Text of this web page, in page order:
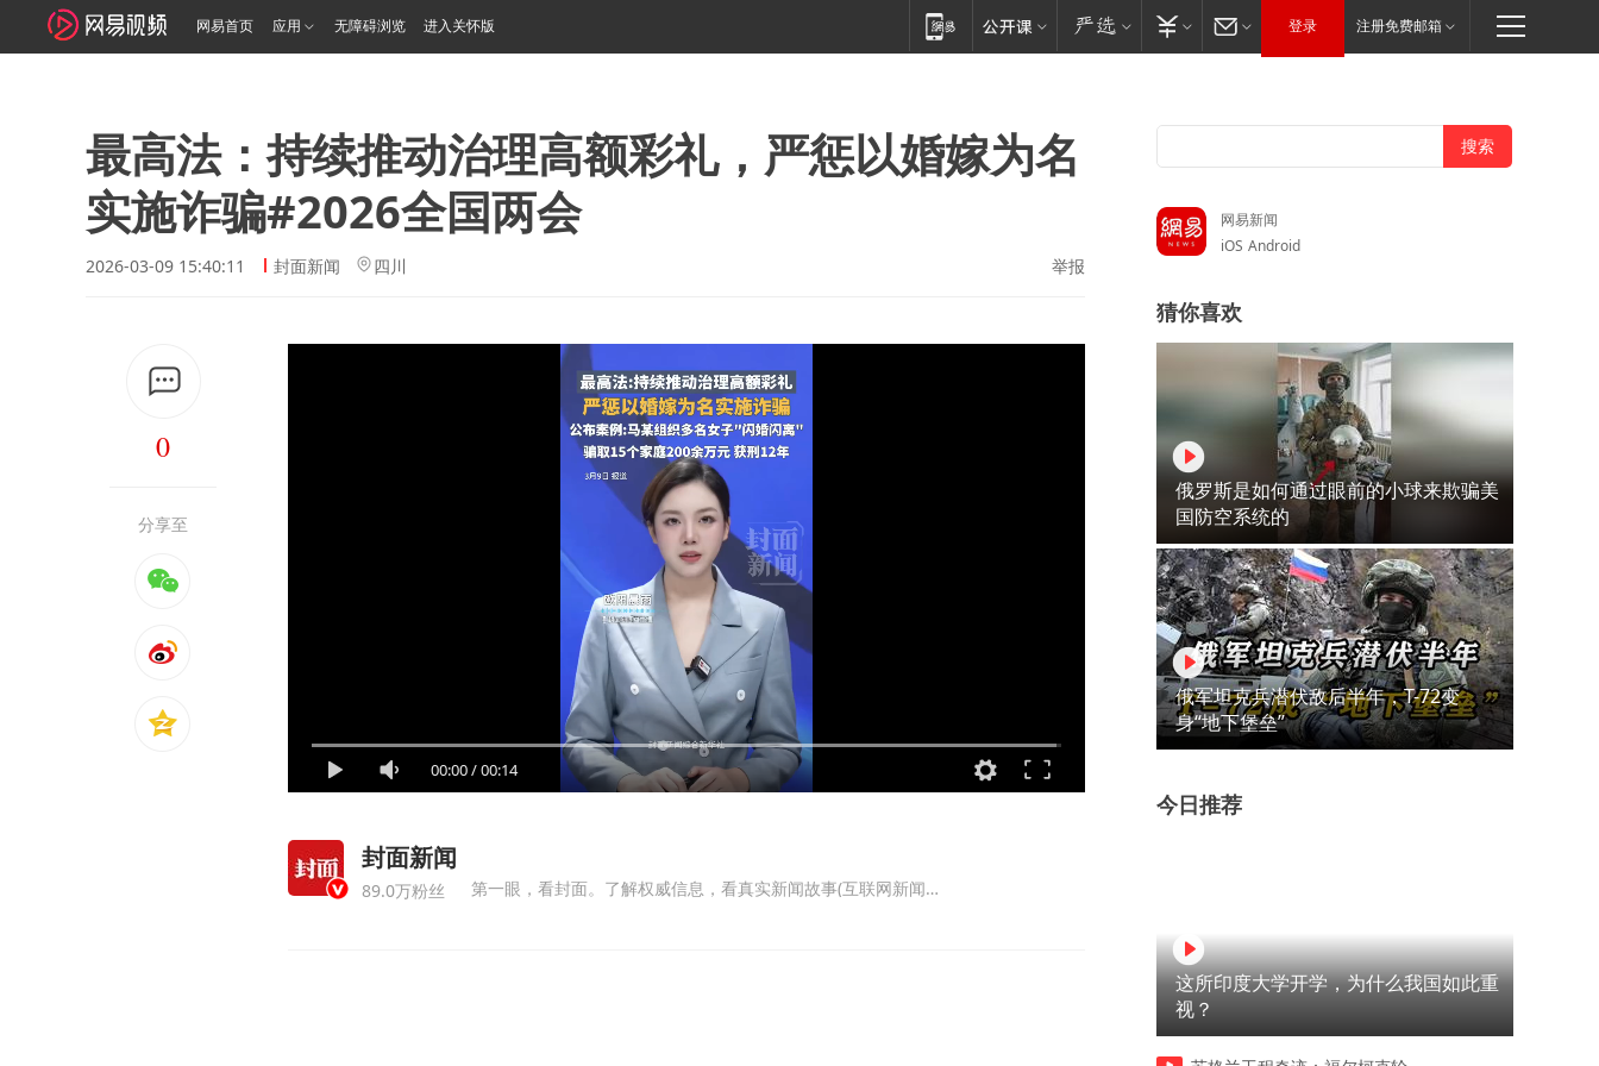
网易首页 应用 无障碍浏览 进入关怀版 登录 注册免费邮箱
最高法：持续推动治理高额彩礼，严惩以婚嫁为名
实施诈骗#2026全国两会
2026-03-09 15:40:11 封面新闻 四川 举报
0
分享至
00:00/00:14
封面新闻
89.0万粉丝 第一眼，看封面。了解权威信息，看真实新闻故事(互联网新闻信息服务许可证:51120170004)。
网易新闻
iOS Android
猜你喜欢
俄罗斯是如何通过眼前的小球来欺骗美
国防空系统的
俄军坦克兵潜伏敌后半年，T-72变
身“地下堡垒”
今日推荐
这所印度大学开学，为什么我国如此重
视？